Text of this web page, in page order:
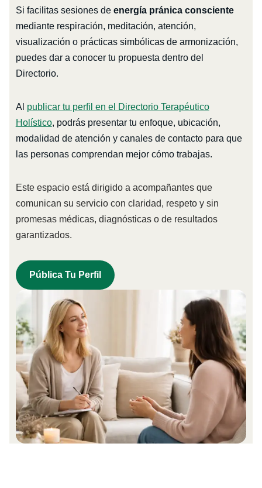
Si facilitas sesiones de energía pránica consciente
mediante respiración, meditación, atención,
visualización o prácticas simbólicas de armonización,
puedes dar a conocer tu propuesta dentro del
Directorio.
Al publicar tu perfil en el Directorio Terapéutico
Holístico, podrás presentar tu enfoque, ubicación,
modalidad de atención y canales de contacto para que
las personas comprendan mejor cómo trabajas.
Este espacio está dirigido a acompañantes que
comunican su servicio con claridad, respeto y sin
promesas médicas, diagnósticas o de resultados
garantizados.
Pública Tu Perfil